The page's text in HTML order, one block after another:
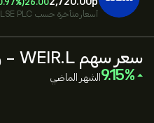
26.00
(0.97%)
أسعار متأخرة حسب LSE PLC
سعر سهم WEIR.L - رسم بياني مباشر
‎9.15‎ الشهر الماضي